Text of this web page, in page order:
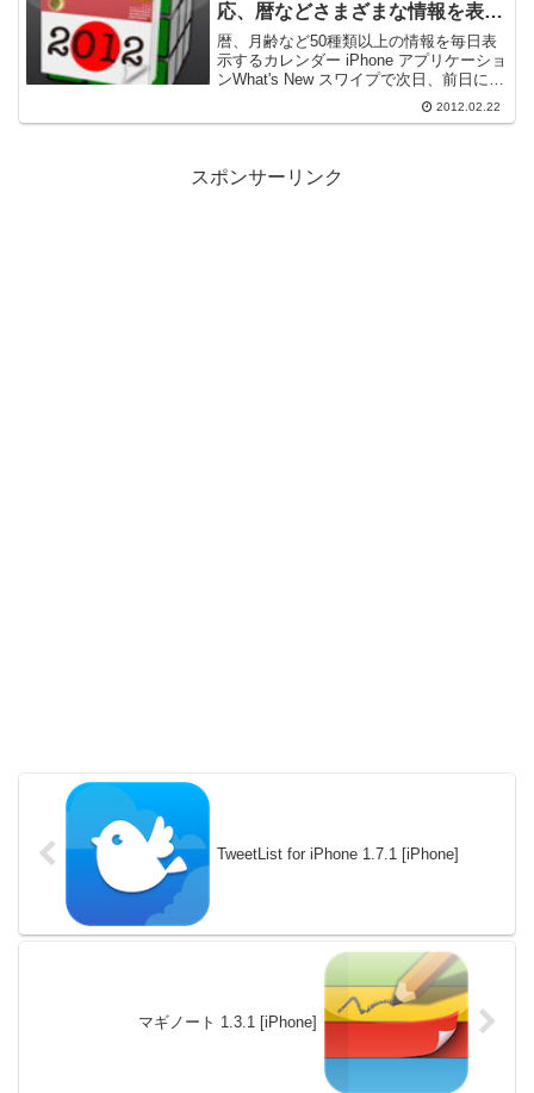
応、暦などさまざまな情報を表示
する多機能日めくり
暦、月齢など50種類以上の情報を毎日表
示するカレンダー iPhone アプリケーショ
ンWhat's New スワイプで次日、前日に移
動できるように改良。 まれにツイートで
きないバグを修正。暦、月齢などその日
2012.02.22
スポンサーリンク
TweetList for iPhone 1.7.1 [iPhone]
マギノート 1.3.1 [iPhone]